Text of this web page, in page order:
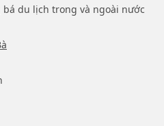
du lịch trong và ngoài nước